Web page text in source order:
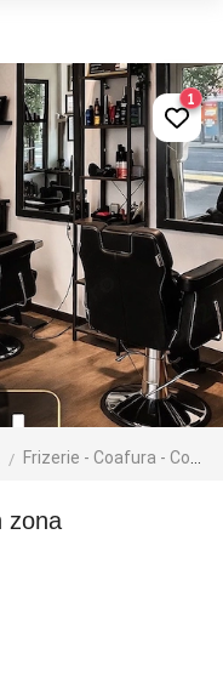
Frizerie - Coafura - Cosmetica
1